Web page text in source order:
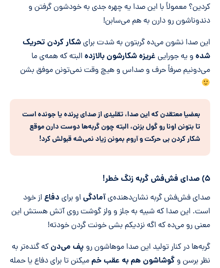
کردین؟ معمولاً با این صدا یه چهره جدی به خودشون گرفتن و
دندوناشون رو دارن به هم می‌سابن!
این صدا نشون می‌ده گربتون به شدت برایشکار کردن تحریک
شده و یه جورایی غریزه شکارشون بالازده البته که همه‌ی ما
می‌دونیم صرفاً حرف و صداس و هیچ وقت نمی‌تونن موفق بشن
بعضیا معتقدن که این صدا، تقلیدی از صدای پرنده یا جونده است
تا بتونن اونا رو گول بزنن، البته چون گربهها دوست دارن موقع
شکار کردن بی حرکت و آروم بمونن زیاد نمیشه قبولش کرد!
۵) صدای فش‌فش گربه زنگ خطر!
صدای فش‌فش گربه نشان‌دهنده‌یآمادگی او برای دفاع از خود
است. این صدا که شبیه به جلز و ولز گوشت روی آتش هستش این
معنی رو می‌ده که اگه نزدیکم بشی خونت گردن خودته!
گربه‌ها در کنار تولید این صدا موهاشون رو پف می‌دنکه گنده‌تر به
نظر برسن و گوشاشون هم به عقب خممیکنن تا برای دفاع یا حمله